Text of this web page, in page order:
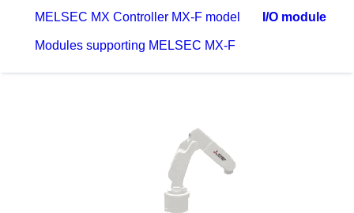
MELSEC MX Controller MX-F model I/O module
Modules supporting MELSEC MX-F